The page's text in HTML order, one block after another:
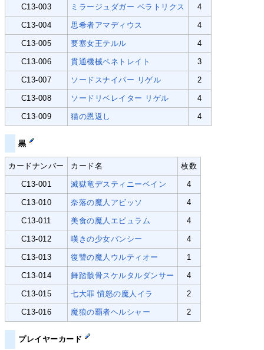
C13-003 ミラージュダガー ベラトリクス 4
C13-004 思希者アマディウス 4
C13-005 要塞女王テルル 4
C13-006 貫通機械ペネトレイト 3
C13-007 ソードスナイパー リゲル 2
C13-008 ソードリベレイター リゲル 4
C13-009 猫の恩返し 4
黒
カードナンバー カード名 枚数
C13-001 滅獄竜デスティニーベイン 4
C13-010 奈落の魔人アビッソ 4
C13-011 美食の魔人エピュラム 4
C13-012 嘆きの少女バンシー 4
C13-013 復讐の魔人ウルティオー 1
C13-014 舞踏骸骨スケルタルダンサー 4
C13-015 七大罪 憤怒の魔人イラ 2
C13-016 魔狼の覇者ヘルシャー 2
プレイヤーカード